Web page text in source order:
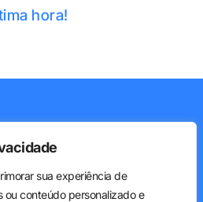
sua experiência de
ou conteúdo personalizado e
hora!